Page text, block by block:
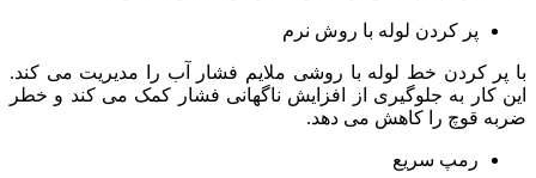
پر کردن لوله با روش نرم
با پر کردن خط لوله با روشی ملایم فشار آب را مدیریت می کند.
این کار به جلوگیری از افزایش ناگهانی فشار کمک می کند و خطر
ضربه قوچ را کاهش می دهد.
رمپ سریع